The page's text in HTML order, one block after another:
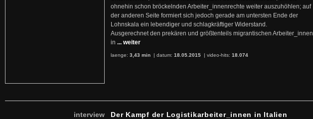
ohnehin schon bröckelnden Arbeiter_innenrechte weiter auszuhöhlen; auf
der anderen Seite formiert sich jedoch gerade am untersten Ende der
Lohnskala ein lebendiger und schlagkräftiger Widerstand.
Ausgerechnet den prekären und größtenteils migrantischen Arbeiter_innen
in ... weiter
laenge: 3,43 min | datum: 18.05.2015 | video-hits: 18.074
interview Der Kampf der Logistikarbeiter_innen in Italien